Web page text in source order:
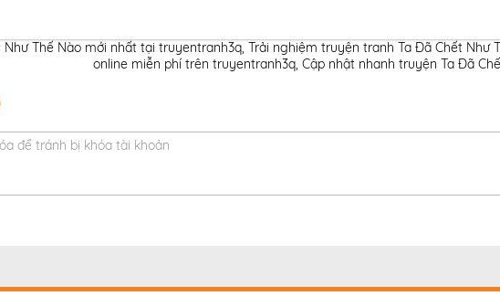
Thế Nào mới nhất tại truyentranh3q, Trải nghiệm truyện tranh Ta Đã Chết Như
online miễn phí trên truyentranh3q, Cập nhật nhanh truyện Ta Đã
để tránh bị khóa tài khoản